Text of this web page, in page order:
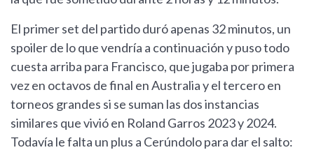
El primer set del partido duró apenas 32 minutos, un
spoiler de lo que vendría a continuación y puso todo
cuesta arriba para Francisco, que jugaba por primera
vez en octavos de final en Australia y el tercero en
torneos grandes si se suman las dos instancias
similares que vivió en Roland Garros 2023 y 2024.
Todavía le falta un plus a Cerúndolo para dar el salto: